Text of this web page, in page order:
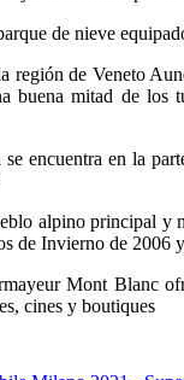
de nieve
región de Veneto
buena mitad de los
encuentra en la
alpino principal
de Invierno de 2006
Mont Blanc
cines y boutiques